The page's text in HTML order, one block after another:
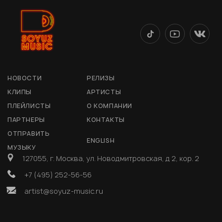
НОВОСТИ
РЕЛИЗЫ
КЛИПЫ
АРТИСТЫ
ПЛЕЙЛИСТЫ
О КОМПАНИИ
ПАРТНЕРЫ
КОНТАКТЫ
ОТПРАВИТЬ
МУЗЫКУ
ENGLISH
127055, г. Москва, ул. Новодмитровская, д 2, кор. 2
+7 (495) 252-56-56
artist@soyuz-music.ru